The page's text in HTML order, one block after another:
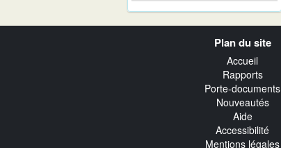
Plan du site
Accueil
Rapports
Porte-documents
Nouveautés
Aide
Accessibilité
Mentions légales